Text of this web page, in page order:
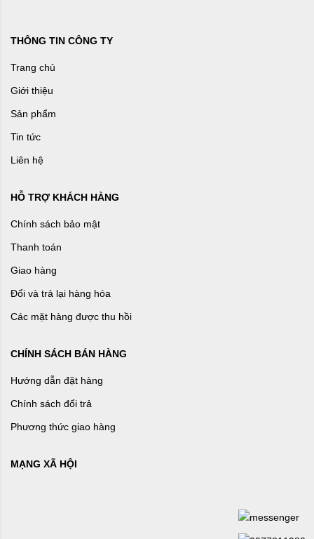
THÔNG TIN CÔNG TY
Trang chủ
Giới thiệu
Sản phẩm
Tin tức
Liên hệ
HỖ TRỢ KHÁCH HÀNG
Chính sách bảo mật
Thanh toán
Giao hàng
Đổi và trả lại hàng hóa
Các mặt hàng được thu hồi
CHÍNH SÁCH BÁN HÀNG
Hướng dẫn đặt hàng
Chính sách đổi trả
Phương thức giao hàng
MẠNG XÃ HỘI